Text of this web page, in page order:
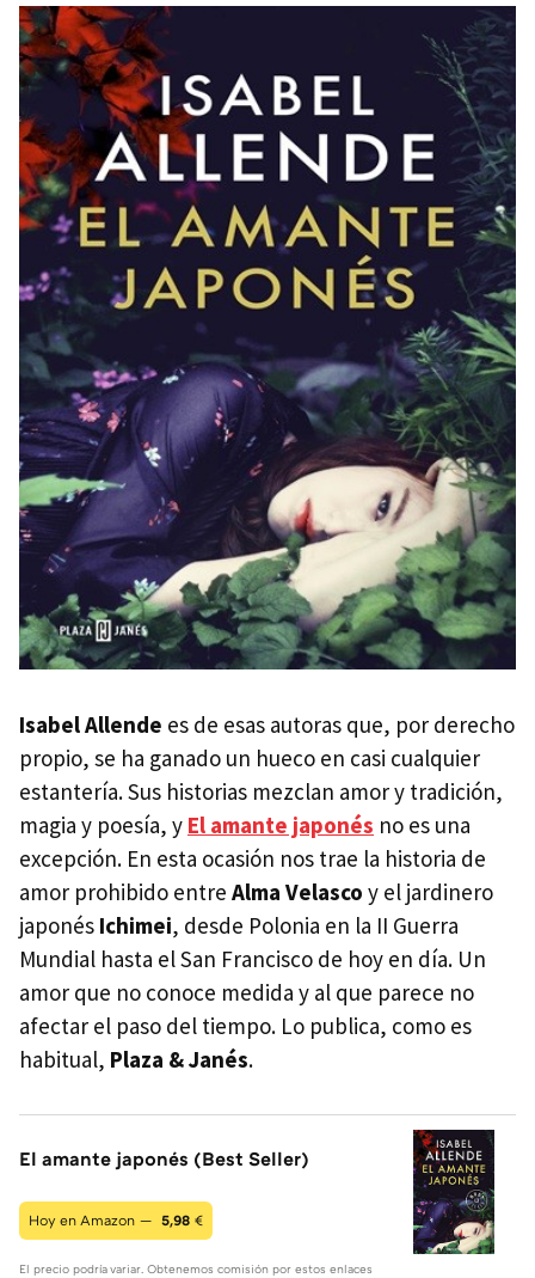
Isabel Allende es de esas autoras que, por derecho
propio, se ha ganado un hueco en casi cualquier
estantería. Sus historias mezclan amor y tradición,
magia y poesía, y El amante japonés no es una
excepción. En esta ocasión nos trae la historia de
amor prohibido entre Alma Velasco y el jardinero
japonés Ichimei, desde Polonia en la II Guerra
Mundial hasta el San Francisco de hoy en día. Un
amor que no conoce medida y al que parece no
afectar el paso del tiempo. Lo publica, como es
habitual, Plaza & Janés.
El amante japonés (Best Seller)
Hoy en Amazon — 5,98 €
El precio podría variar. Obtenemos comisión por estos enlaces